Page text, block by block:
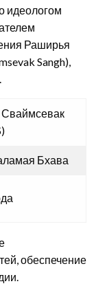
идеологом
Раширья
Sangh),
Бхава
обеспечение